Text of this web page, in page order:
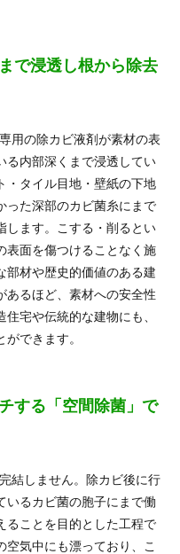
で浸透し根から除去
用の除カビ液剤が素材の表
る内部深くまで浸透してい
・タイル目地・壁紙の下地
った深部のカビ菌糸にまで
します。こする・削るとい
表面を傷つけることなく施
部材や歴史的価値のある建
あるほど、素材への安全性
宅や伝統的な建物にも、
できます。
する「空間除菌」で
結しません。除カビ後に行
いるカビ菌の胞子にまで働
ることを目的とした工程で
気中にも漂っており、こ